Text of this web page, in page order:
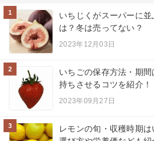
1
いちじくがスーパーに
は？冬は売ってない？
2023年12月03日
2
いちごの保存方法・期
持ちさせるコツを紹介！
2023年09月27日
3
レモンの旬・収穫時期